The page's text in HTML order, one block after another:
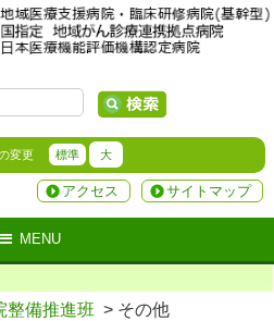
変更 標準 大
サイトマップ
アクセス
MENU
整備推進班 > その他